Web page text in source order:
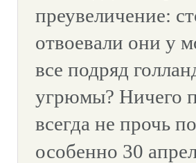
преувеличение:
отвоевали они у
все подряд
угрюмы? Ничего
всегда не прочь
особенно 30